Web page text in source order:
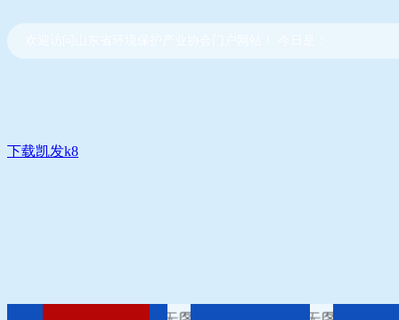
下载凯发k8